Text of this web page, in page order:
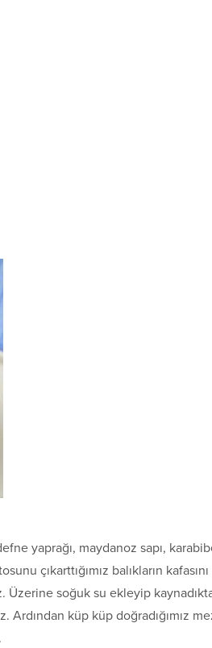
yaprağı, maydanoz sapı,
çıkarttığımız balıkların
soğuk su ekleyip
Ardından küp küp doğradığımız